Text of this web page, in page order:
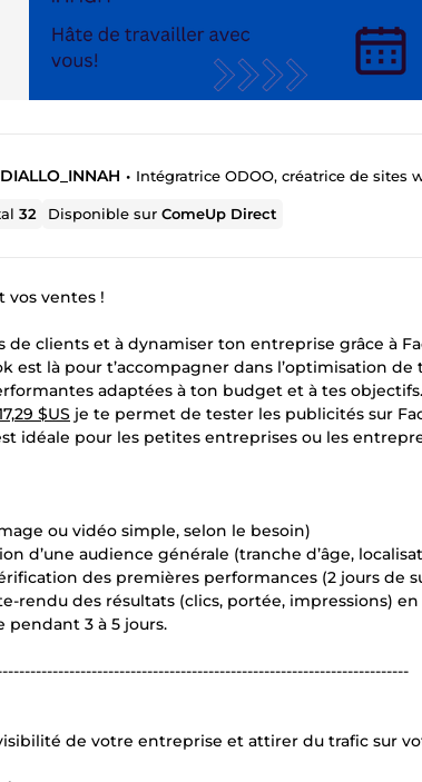
DIALLO_INNAH • Intégratrice ODOO, créatrice de sites
32 Disponible surComeUp Direct
vos ventes !
de clients et à dynamiser ton entreprise grâce à
est là pour t’accompagner dans l’optimisation
adaptées à ton budget et à tes objectifs.
$US je te permet de tester les publicités sur
idéale pour les petites entreprises ou les
ou vidéo simple, selon le besoin)
d’une audience générale (tranche d’âge,
des premières performances (2 jours de
rendu des résultats (clics, portée, impressions)
pendant 3 à 5 jours.
de votre entreprise et attirer du trafic sur